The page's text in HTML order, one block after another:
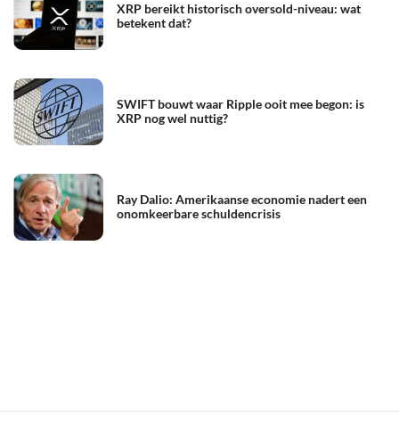
XRP bereikt historisch oversold-niveau: wat
betekent dat?
SWIFT bouwt waar Ripple ooit mee begon: is
XRP nog wel nuttig?
Ray Dalio: Amerikaanse economie nadert een
onomkeerbare schuldencrisis